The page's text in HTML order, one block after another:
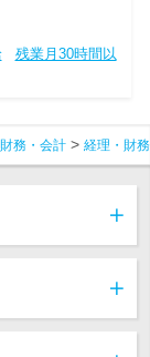
残業月30時間以
務・会計 経理・財務